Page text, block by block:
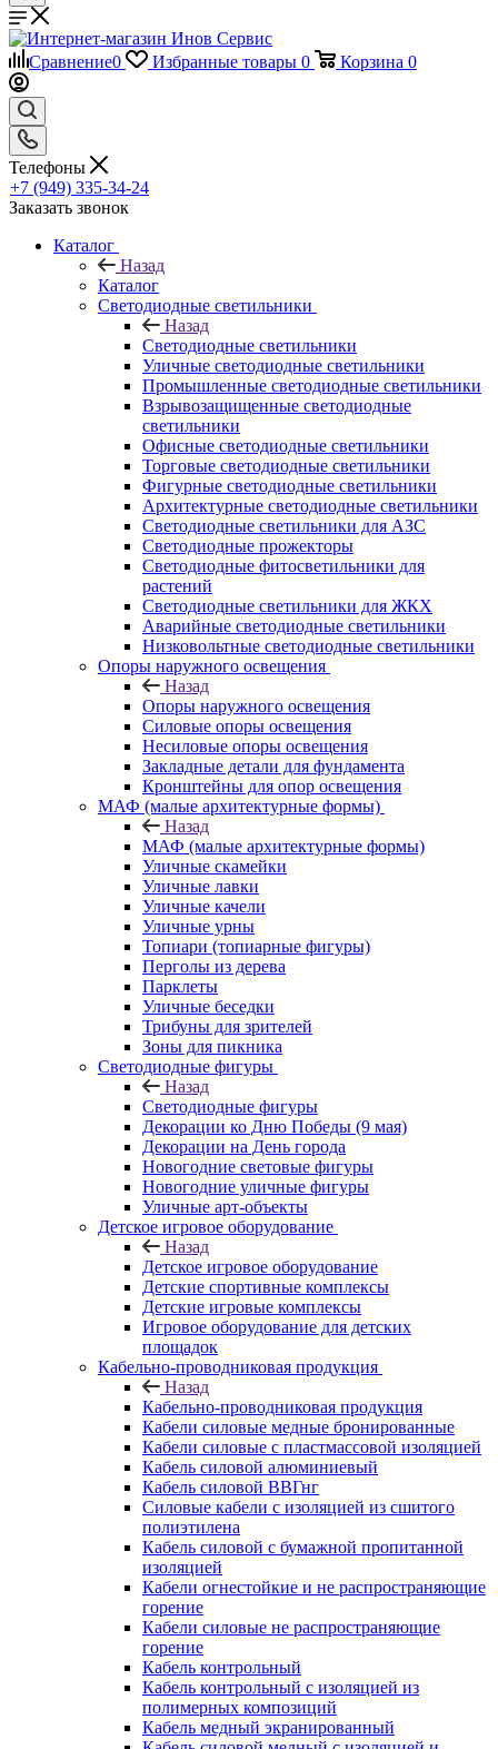
Сравнение0 Избранные товары 0 Корзина 0
Телефоны
+7 (949) 335-34-24
Заказать звонок
Каталог
Назад
Каталог
Светодиодные светильники
Назад
Светодиодные светильники
Уличные светодиодные светильники
Промышленные светодиодные светильники
Взрывозащищенные светодиодные
светильники
Офисные светодиодные светильники
Торговые светодиодные светильники
Фигурные светодиодные светильники
Архитектурные светодиодные светильники
Светодиодные светильники для АЗС
Светодиодные прожекторы
Светодиодные фитосветильники для
растений
Светодиодные светильники для ЖКХ
Аварийные светодиодные светильники
Низковольтные светодиодные светильники
Опоры наружного освещения
Назад
Опоры наружного освещения
Силовые опоры освещения
Несиловые опоры освещения
Закладные детали для фундамента
Кронштейны для опор освещения
МАФ (малые архитектурные формы)
Назад
МАФ (малые архитектурные формы)
Уличные скамейки
Уличные лавки
Уличные качели
Уличные урны
Топиари (топиарные фигуры)
Перголы из дерева
Парклеты
Уличные беседки
Трибуны для зрителей
Зоны для пикника
Светодиодные фигуры
Назад
Светодиодные фигуры
Декорации ко Дню Победы (9 мая)
Декорации на День города
Новогодние световые фигуры
Новогодние уличные фигуры
Уличные арт-объекты
Детское игровое оборудование
Назад
Детское игровое оборудование
Детские спортивные комплексы
Детские игровые комплексы
Игровое оборудование для детских
площадок
Кабельно-проводниковая продукция
Назад
Кабельно-проводниковая продукция
Кабели силовые медные бронированные
Кабели силовые с пластмассовой изоляцией
Кабель силовой алюминиевый
Кабель силовой ВВГнг
Силовые кабели с изоляцией из сшитого
полиэтилена
Кабель силовой с бумажной пропитанной
изоляцией
Кабели огнестойкие и не распространяющие
горение
Кабели силовые не распространяющие
горение
Кабель контрольный
Кабель контрольный с изоляцией из
полимерных композиций
Кабель медный экранированный